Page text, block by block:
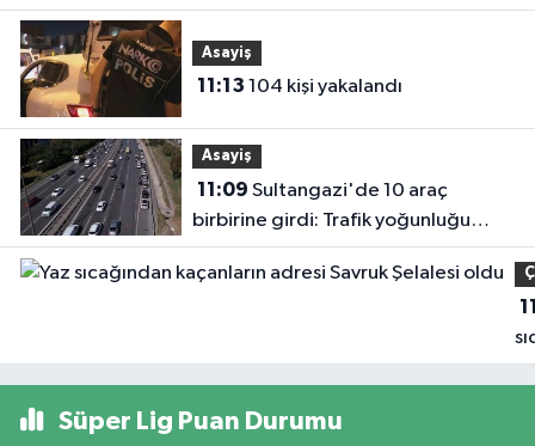
Mensuplarıyla Buluştu
Asayiş
11:13 104 kişi yakalandı
Asayiş
11:09
birbirine girdi: Trafik yoğunluğu
havadan görüntülendi
Süper Lig Puan Durumu